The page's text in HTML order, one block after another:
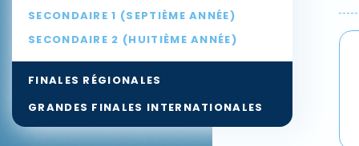
SECONDAIRE 1 (SEPTIÈME ANNÉE)
SECONDAIRE 2 (HUITIÈME ANNÉE)
FINALES RÉGIONALES
GRANDES FINALES INTERNATIONALES